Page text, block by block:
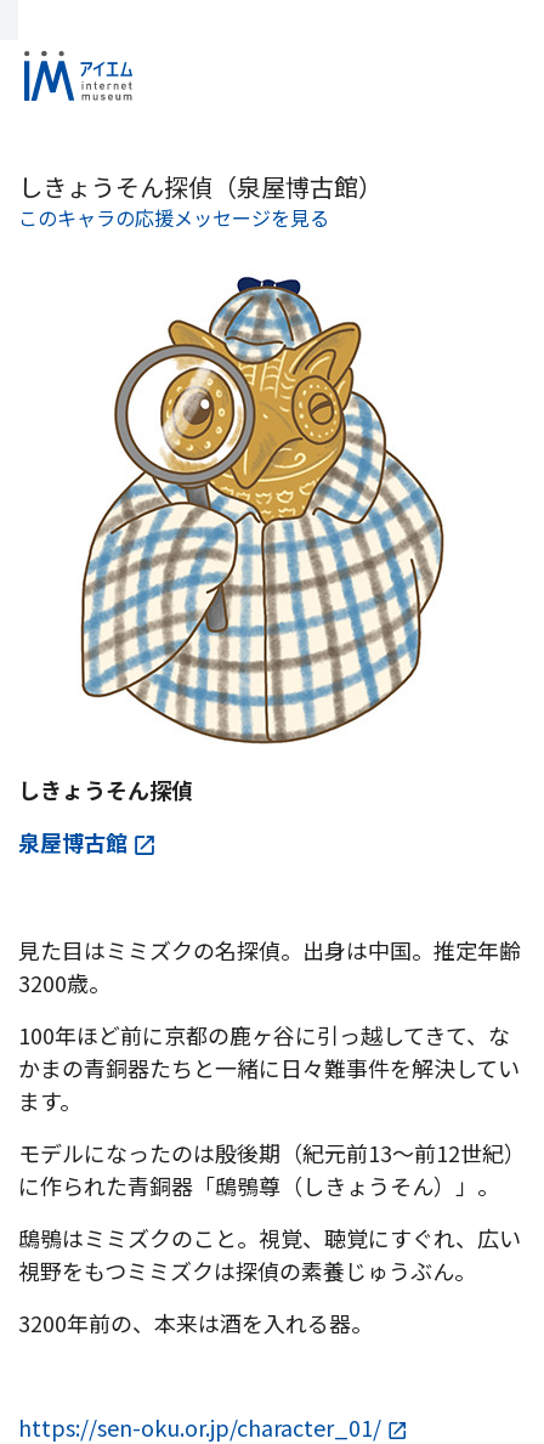
しきょうそん探偵（泉屋博古館）
このキャラの応援メッセージを見る
しきょうそん探偵
泉屋博古館
見た目はミミズクの名探偵。出身は中国。推定年齢
3200歳。
100年ほど前に京都の鹿ヶ谷に引っ越してきて、な
かまの青銅器たちと一緒に日々難事件を解決してい
ます。
モデルになったのは殷後期（紀元前13～前12世紀）
に作られた青銅器「鴟鴞尊（しきょうそん）」。
鴟鴞はミミズクのこと。視覚、聴覚にすぐれ、広い
視野をもつミミズクは探偵の素養じゅうぶん。
3200年前の、本来は酒を入れる器。
https://sen-oku.or.jp/character_01/